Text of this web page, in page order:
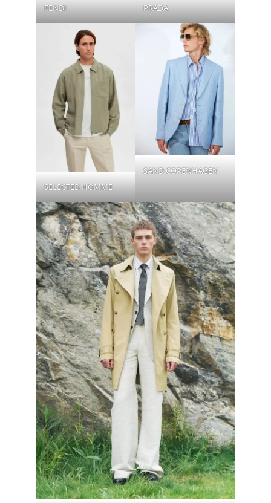
FENDI PRADA
SELECTED HOMME
SAND COPENHAGEN